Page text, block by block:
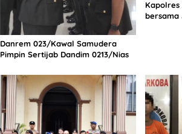
Danrem 023/Kawal Samudera
Pimpin Sertijab Dandim 0213/Nias
Kapolres
bersama